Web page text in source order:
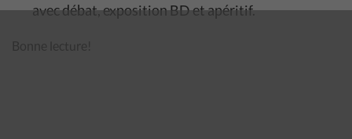
avec débat, exposition BD et apéritif.